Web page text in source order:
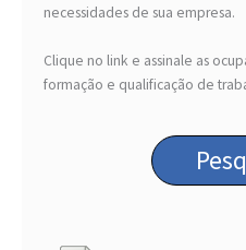
necessidades de sua empresa.
Clique no link e assinale as
formação e qualificação de